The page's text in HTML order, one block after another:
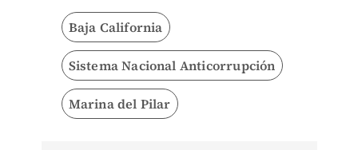
Baja California
Sistema Nacional Anticorrupción
Marina del Pilar